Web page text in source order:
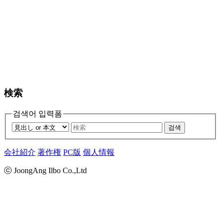
検索
검색어 입력폼
검색
会社紹介 著作権 PC版 個人情報
ⓒ JoongAng Ilbo Co.,Ltd